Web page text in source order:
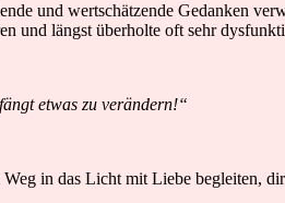
und wertschätzende Gedanken
und längst überholte oft sehr
etwas zu verändern!“
in das Licht mit Liebe begleiten,